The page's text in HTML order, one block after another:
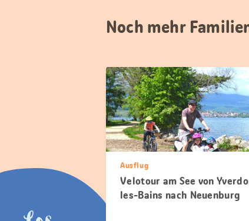
Noch mehr
Ausflug
Velotour am See von
les-Bains nach Neuenburg